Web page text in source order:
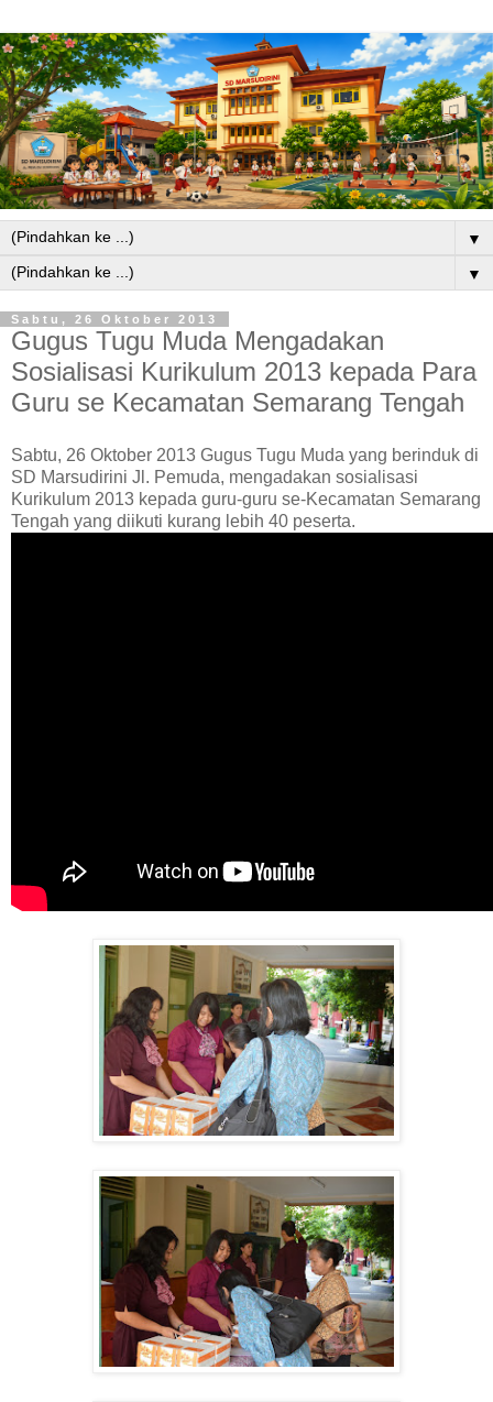
▼
▼
Sabtu, 26 Oktober 2013
Gugus Tugu Muda Mengadakan
Sosialisasi Kurikulum 2013 kepada Para
Guru se Kecamatan Semarang Tengah
Sabtu, 26 Oktober 2013 Gugus Tugu Muda yang berinduk di
SD Marsudirini Jl. Pemuda, mengadakan sosialisasi
Kurikulum 2013 kepada guru-guru se-Kecamatan Semarang
Tengah yang diikuti kurang lebih 40 peserta.